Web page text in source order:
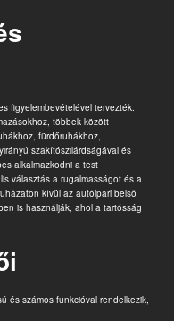
figyelembevételével tervezték.
többek között
fürdőruhákhoz,
szakítószilárdságával és
alkalmazkodni a test
választás a rugalmasságot és a
kívül az autóipari belső
is használják, ahol a tartósság
és számos funkcióval rendelkezik,